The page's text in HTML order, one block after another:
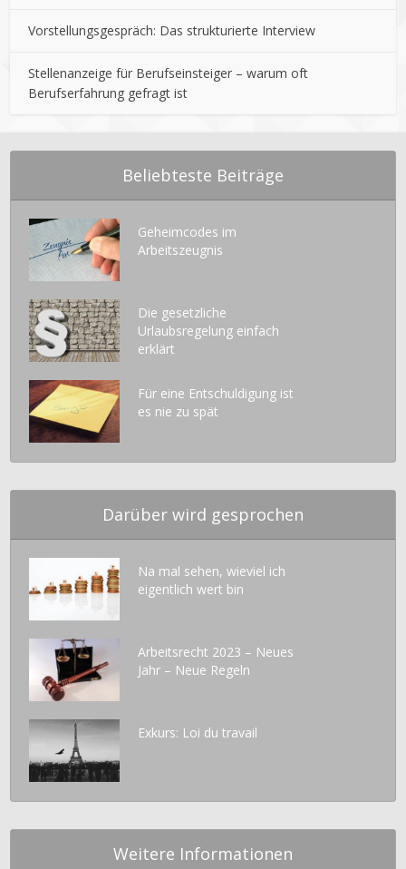
Vorstellungsgespräch: Das strukturierte Interview
Stellenanzeige für Berufseinsteiger – warum oft
Berufserfahrung gefragt ist
Beliebteste Beiträge
Geheimcodes im
Arbeitszeugnis
Die gesetzliche
Urlaubsregelung einfach
erklärt
Für eine Entschuldigung ist
es nie zu spät
Darüber wird gesprochen
Na mal sehen, wieviel ich
eigentlich wert bin
Arbeitsrecht 2023 – Neues
Jahr – Neue Regeln
Exkurs: Loi du travail
Weitere Informationen